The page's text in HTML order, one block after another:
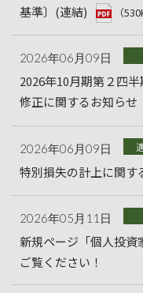
基準〕(連結)
（
2026年06月09日
2026年10月期第２四
修正に関するお知らせ
2026年06月09日
特別損失の計上に関す
2026年05月11日
新規ページ「個人投
ご覧ください！